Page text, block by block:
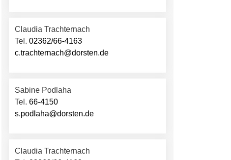
Claudia Trachternach
Tel. 02362/66-4163
c.trachternach@dorsten.de
Sabine Podlaha
Tel. 66-4150
s.podlaha@dorsten.de
Claudia Trachternach